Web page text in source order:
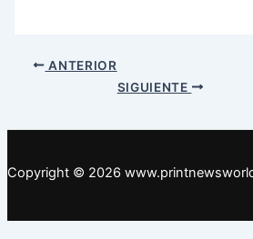
Navegación
ANTERIOR
SIGUIENTE
Copyright © 2026